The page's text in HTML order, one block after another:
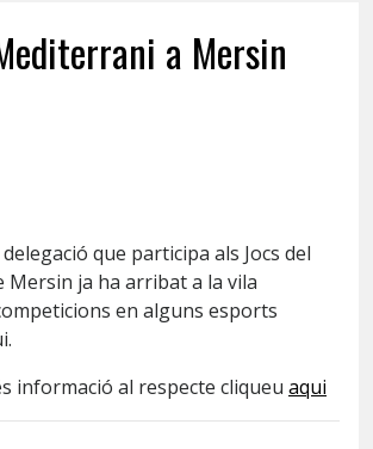
a Mersin
que participa als Jocs del
Mersin ja ha arribat a la vila
en alguns esports
informació al respecte cliqueu aqui